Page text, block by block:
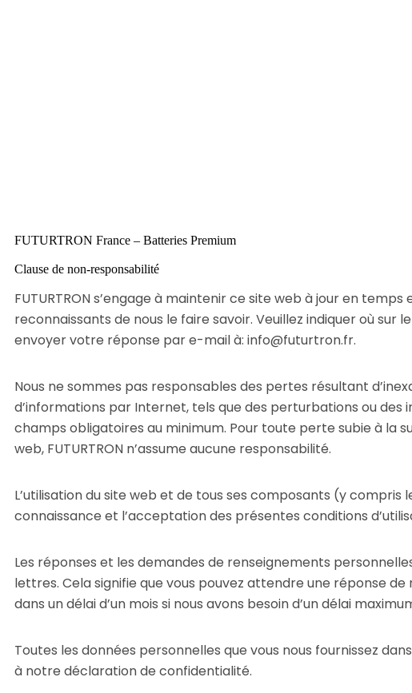
FUTURTRON France – Batteries Premium
Clause de non-responsabilité
FUTURTRON s’engage à maintenir ce site web à jour en
reconnaissants de nous le faire savoir. Veuillez indiquer où sur
envoyer votre réponse par e-mail à: info@futurtron.fr.
Nous ne sommes pas responsables des pertes résultant
d’informations par Internet, tels que des perturbations ou des
champs obligatoires au minimum. Pour toute perte subie à la
web, FUTURTRON n’assume aucune responsabilité.
L’utilisation du site web et de tous ses composants (y compris
connaissance et l’acceptation des présentes conditions
Les réponses et les demandes de renseignements
lettres. Cela signifie que vous pouvez attendre une réponse
dans un délai d’un mois si nous avons besoin d’un délai
Toutes les données personnelles que vous nous fournissez
à notre déclaration de confidentialité.